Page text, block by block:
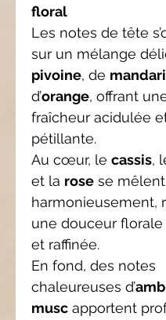
floral
Les notes de tête
sur un mélange
pivoine, de
d’orange, offrant
fraîcheur acidulée
pétillante.
Au cœur, le cassis,
et la rose se mêlent
harmonieusement,
une douceur florale
et raffinée.
En fond, des notes
chaleureuses d’
musc apportent